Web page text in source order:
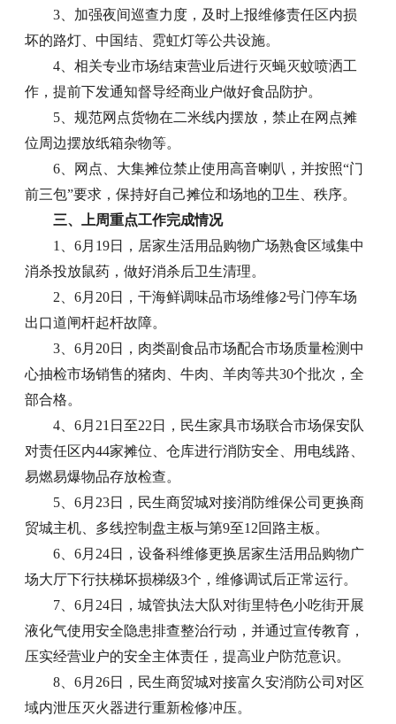
3、加强夜间巡查力度，及时上报维修责任区内损
坏的路灯、中国结、霓虹灯等公共设施。
4、相关专业市场结束营业后进行灭蝇灭蚊喷洒工
作，提前下发通知督导经商业户做好食品防护。
5、规范网点货物在二米线内摆放，禁止在网点摊
位周边摆放纸箱杂物等。
6、网点、大集摊位禁止使用高音喇叭，并按照“门
前三包”要求，保持好自己摊位和场地的卫生、秩序。
三、上周重点工作完成情况
1、6月19日，居家生活用品购物广场熟食区域集中
消杀投放鼠药，做好消杀后卫生清理。
2、6月20日，干海鲜调味品市场维修2号门停车场
出口道闸杆起杆故障。
3、6月20日，肉类副食品市场配合市场质量检测中
心抽检市场销售的猪肉、牛肉、羊肉等共30个批次，全
部合格。
4、6月21日至22日，民生家具市场联合市场保安队
对责任区内44家摊位、仓库进行消防安全、用电线路、
易燃易爆物品存放检查。
5、6月23日，民生商贸城对接消防维保公司更换商
贸城主机、多线控制盘主板与第9至12回路主板。
6、6月24日，设备科维修更换居家生活用品购物广
场大厅下行扶梯坏损梯级3个，维修调试后正常运行。
7、6月24日，城管执法大队对街里特色小吃街开展
液化气使用安全隐患排查整治行动，并通过宣传教育，
压实经营业户的安全主体责任，提高业户防范意识。
8、6月26日，民生商贸城对接富久安消防公司对区
域内泄压灭火器进行重新检修冲压。